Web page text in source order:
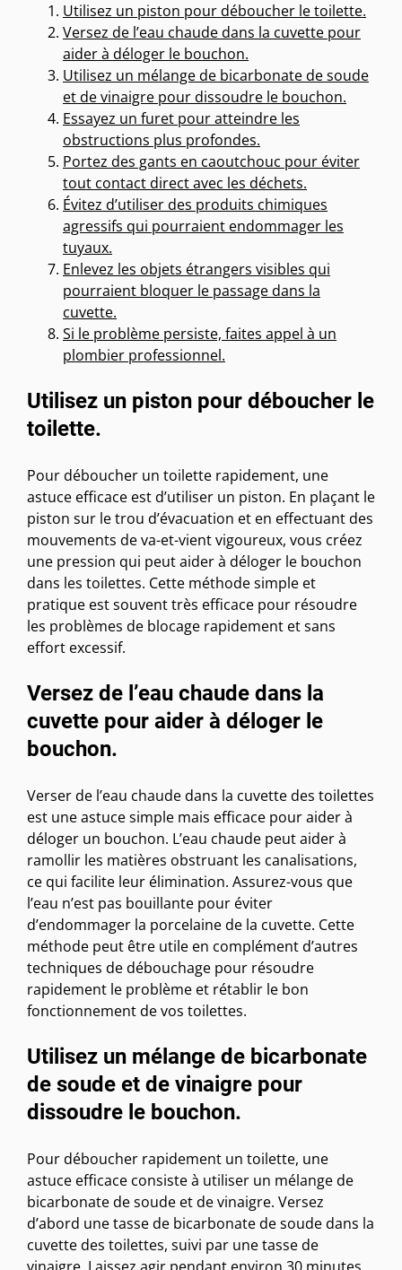
Utilisez un piston pour déboucher le toilette.
Versez de l’eau chaude dans la cuvette pour
aider à déloger le bouchon.
Utilisez un mélange de bicarbonate de soude
et de vinaigre pour dissoudre le bouchon.
Essayez un furet pour atteindre les
obstructions plus profondes.
Portez des gants en caoutchouc pour éviter
tout contact direct avec les déchets.
Évitez d’utiliser des produits chimiques
agressifs qui pourraient endommager les
tuyaux.
Enlevez les objets étrangers visibles qui
pourraient bloquer le passage dans la
cuvette.
Si le problème persiste, faites appel à un
plombier professionnel.
Utilisez un piston pour déboucher le
toilette.
Pour déboucher un toilette rapidement, une
astuce efficace est d’utiliser un piston. En plaçant le
piston sur le trou d’évacuation et en effectuant des
mouvements de va-et-vient vigoureux, vous créez
une pression qui peut aider à déloger le bouchon
dans les toilettes. Cette méthode simple et
pratique est souvent très efficace pour résoudre
les problèmes de blocage rapidement et sans
effort excessif.
Versez de l’eau chaude dans la
cuvette pour aider à déloger le
bouchon.
Verser de l’eau chaude dans la cuvette des toilettes
est une astuce simple mais efficace pour aider à
déloger un bouchon. L’eau chaude peut aider à
ramollir les matières obstruant les canalisations,
ce qui facilite leur élimination. Assurez-vous que
l’eau n’est pas bouillante pour éviter
d’endommager la porcelaine de la cuvette. Cette
méthode peut être utile en complément d’autres
techniques de débouchage pour résoudre
rapidement le problème et rétablir le bon
fonctionnement de vos toilettes.
Utilisez un mélange de bicarbonate
de soude et de vinaigre pour
dissoudre le bouchon.
Pour déboucher rapidement un toilette, une
astuce efficace consiste à utiliser un mélange de
bicarbonate de soude et de vinaigre. Versez
d’abord une tasse de bicarbonate de soude dans la
cuvette des toilettes, suivi par une tasse de